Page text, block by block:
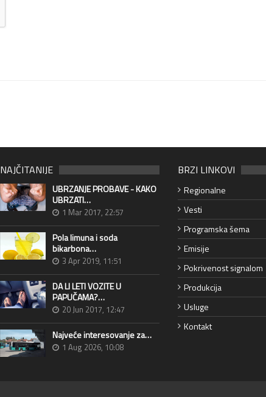
NAJČITANIJE
UBRZANJE PROBAVE - KAKO
UBRZATI…
1 Mar 2017, 22:57
Pola limuna i soda
bikarbona…
3 Apr 2019, 11:51
DA LI LETI VOZITE U
PAPUČAMA?…
20 Jun 2017, 12:47
Najveće interesovanje za…
1 Aug 2026, 10:08
BRZI LINKOVI
Regionalne
Vesti
Programska šema
Emisije
Pokrivenost signalom
Produkcija
Usluge
Kontakt